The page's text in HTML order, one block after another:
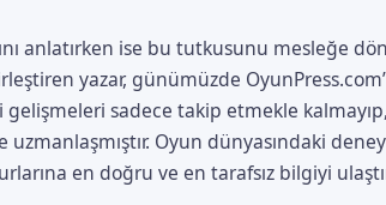
anlatırken ise bu tutkusunu mesleğe
yazar, günümüzde
sadece takip etmekle kalmayıp,
Oyun dünyasındaki
en doğru ve en tarafsız bilgiyi